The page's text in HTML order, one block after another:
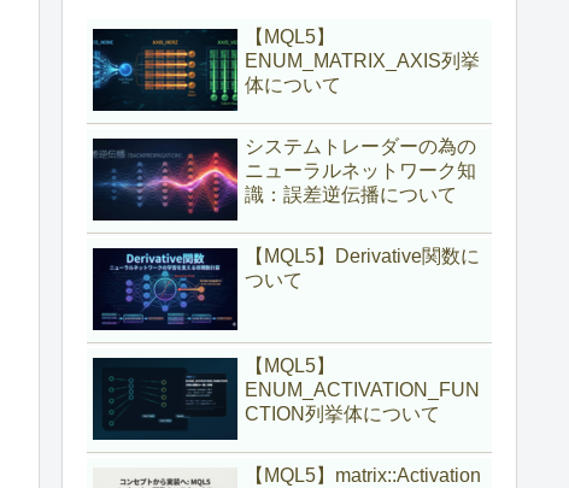
【MQL5】
ENUM_MATRIX_AXIS列挙
体について
システムトレーダーの為の
ニューラルネットワーク知
識：誤差逆伝播について
【MQL5】Derivative関数に
ついて
【MQL5】
ENUM_ACTIVATION_FUN
CTION列挙体について
【MQL5】matrix::Activation